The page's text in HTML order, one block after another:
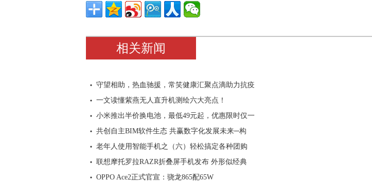
相关新闻
守望相助，热血驰援，常笑健康汇聚点滴助力抗疫
一文读懂紫燕无人直升机测绘六大亮点！
小米推出半价换电池，最低49元起，优惠限时仅一
共创自主BIM软件生态 共赢数字化发展未来─构
老年人使用智能手机之（六）轻松搞定各种团购
联想摩托罗拉RAZR折叠屏手机发布 外形似经典
OPPO Ace2正式官宣：骁龙865配65W